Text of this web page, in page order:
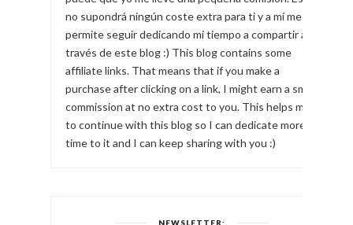
no supondrá ningún coste extra para ti y a mí me
permite seguir dedicando mi tiempo a compartir a
través de este blog :) This blog contains some
affiliate links. That means that if you make a
purchase after clicking on a link, I might earn a small
commission at no extra cost to you. This helps me
to continue with this blog so I can dedicate more
time to it and I can keep sharing with you :)
NEWSLETTER: